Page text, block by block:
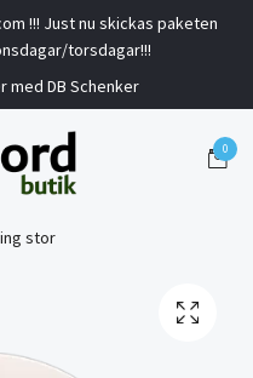
!!! Just nu skickas paketen
torsdagar!!!
med DB Schenker
0
stor